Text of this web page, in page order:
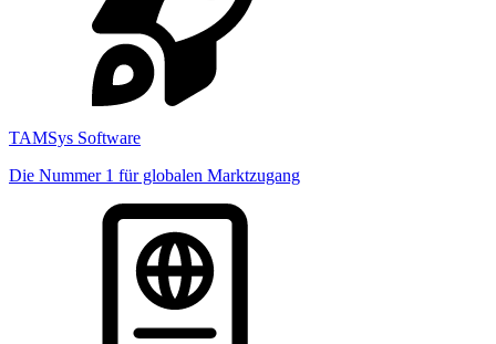
TAMSys Software
Die Nummer 1 für globalen Marktzugang